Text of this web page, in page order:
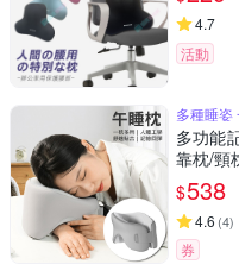
4.7
活動
多種睡姿
多功能
靠枕/頸
$538
4.6 (4)
券